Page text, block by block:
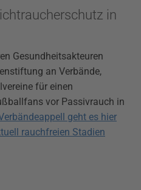
in
Gesundheitsakteuren
an Verbände,
für einen
vor Passivrauch in
geht es hier
rauchfreien Stadien